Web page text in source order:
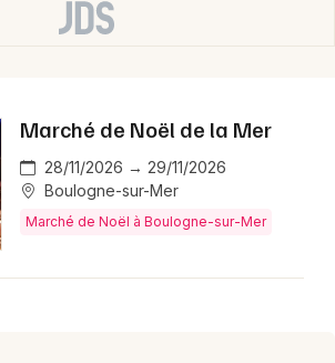
en Nord-Pas-de-Calais
dans les Hauts-de-France
Marché de Noël de la Mer
28/11/2026 → 29/11/2026
Boulogne-sur-Mer
Marché de Noël à Boulogne-sur-Mer